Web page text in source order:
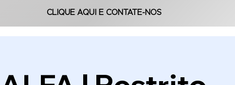
CLIQUE AQUI E CONTATE-NOS
CLIQUE AQUI E CONTATE-NOS